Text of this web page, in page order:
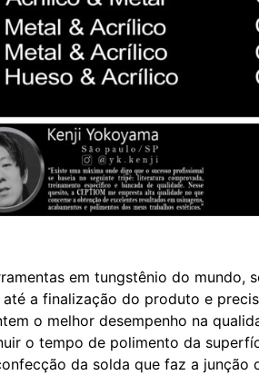
em tungstênio do mundo,
a finalização do produto e
o melhor desempenho na
o tempo de polimento da
da solda que faz a junção